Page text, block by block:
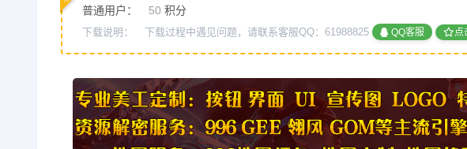
普通用户： 50 积分
下载说明： 下载过程中遇见问题，请联系客服QQ：61988825 QQ客服 点